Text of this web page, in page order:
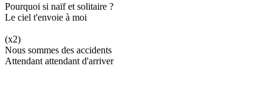
Pourquoi si naïf et solitaire ?
Le ciel t'envoie à moi
(x2)
Nous sommes des accidents
Attendant attendant d'arriver